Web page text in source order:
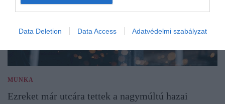
Data Deletion Data Access Adatvédelmi szabályzat
MUNKA
Ezreket már utcára tettek a nagymúltú hazai